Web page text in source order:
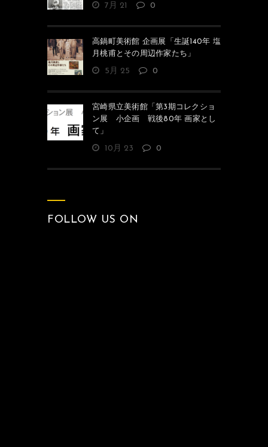
7月 21 0
高鍋町美術館 企画展「生誕140年 塩
月桃甫とその周辺作家たち」
5月 25 0
宮崎県立美術館「第3期コレクショ
ン展 小企画 戦後80年 画家とし
て」
10月 23 0
FOLLOW US ON